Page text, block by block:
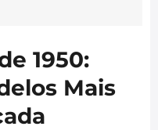
1950:
Mais